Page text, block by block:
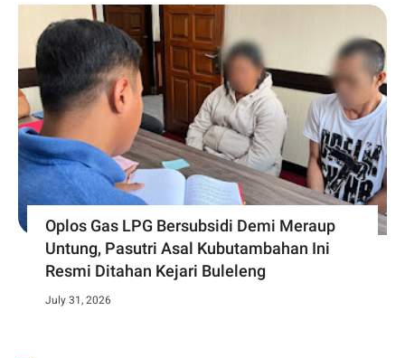
Oplos Gas LPG Bersubsidi Demi Meraup
Untung, Pasutri Asal Kubutambahan Ini
Resmi Ditahan Kejari Buleleng
July 31, 2026